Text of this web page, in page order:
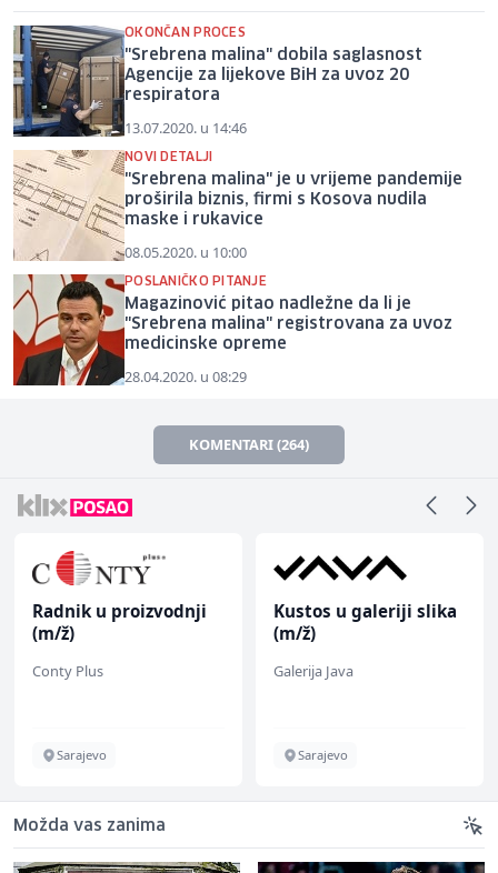
OKONČAN PROCES
"Srebrena malina" dobila saglasnost
Agencije za lijekove BiH za uvoz 20
respiratora
13.07.2020. u 14:46
NOVI DETALJI
"Srebrena malina" je u vrijeme pandemije
proširila biznis, firmi s Kosova nudila
maske i rukavice
08.05.2020. u 10:00
POSLANIČKO PITANJE
Magazinović pitao nadležne da li je
"Srebrena malina" registrovana za uvoz
medicinske opreme
28.04.2020. u 08:29
KOMENTARI (264)
Radnik u proizvodnji
(m/ž)
Conty Plus
Sarajevo
Kustos u galeriji slika
(m/ž)
Galerija Java
Sarajevo
Možda vas zanima